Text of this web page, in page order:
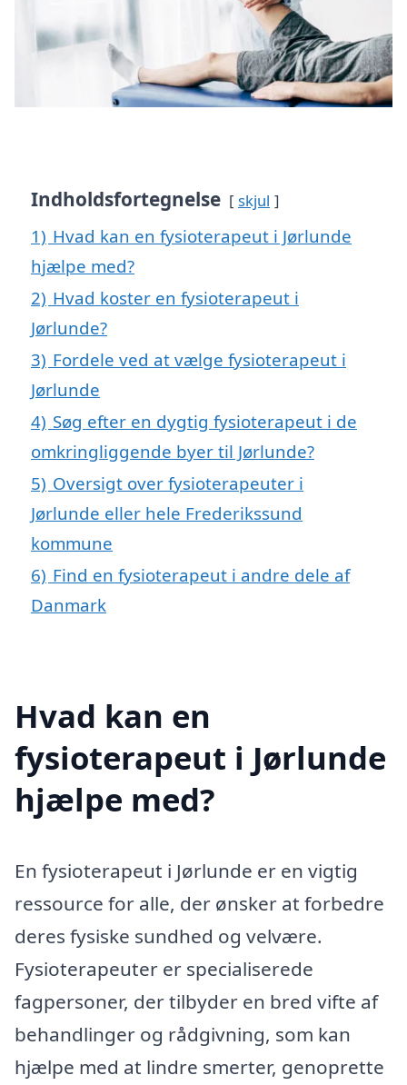
Indholdsfortegnelse skjul
1) Hvad kan en fysioterapeut i Jørlunde
hjælpe med?
2) Hvad koster en fysioterapeut i
Jørlunde?
3) Fordele ved at vælge fysioterapeut i
Jørlunde
4) Søg efter en dygtig fysioterapeut i de
omkringliggende byer til Jørlunde?
5) Oversigt over fysioterapeuter i
Jørlunde eller hele Frederikssund
kommune
6) Find en fysioterapeut i andre dele af
Danmark
Hvad kan en
fysioterapeut i Jørlunde
hjælpe med?
En fysioterapeut i Jørlunde er en vigtig
ressource for alle, der ønsker at forbedre
deres fysiske sundhed og velvære.
Fysioterapeuter er specialiserede
fagpersoner, der tilbyder en bred vifte af
behandlinger og rådgivning, som kan
hjælpe med at lindre smerter, genoprette